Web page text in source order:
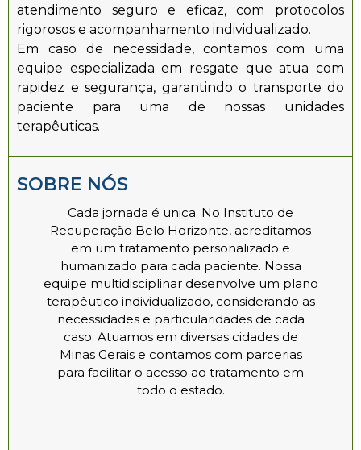
atendimento seguro e eficaz, com protocolos
rigorosos e acompanhamento individualizado.
Em caso de necessidade, contamos com uma
equipe especializada em resgate que atua com
rapidez e segurança, garantindo o transporte do
paciente para uma de nossas unidades
terapêuticas.
SOBRE NÓS
Cada jornada é unica. No Instituto de
Recuperação Belo Horizonte, acreditamos
em um tratamento personalizado e
humanizado para cada paciente. Nossa
equipe multidisciplinar desenvolve um plano
terapêutico individualizado, considerando as
necessidades e particularidades de cada
caso. Atuamos em diversas cidades de
Minas Gerais e contamos com parcerias
para facilitar o acesso ao tratamento em
todo o estado.